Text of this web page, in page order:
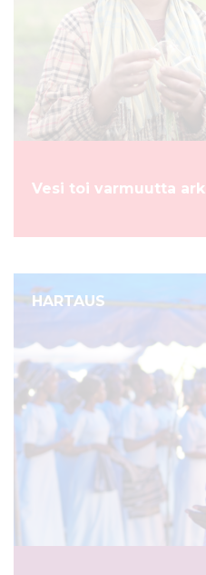
Vesi toi varmuutta
HARTAUS